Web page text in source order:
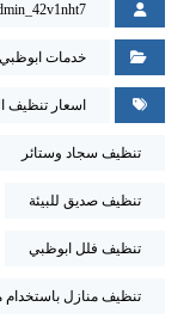
خدمات ابوظبي
اسعار تنظيف
تنظيف سجاد وستائر
تنظيف صديق للبيئة
تنظيف فلل ابوظبي
تنظيف منازل باستخدام